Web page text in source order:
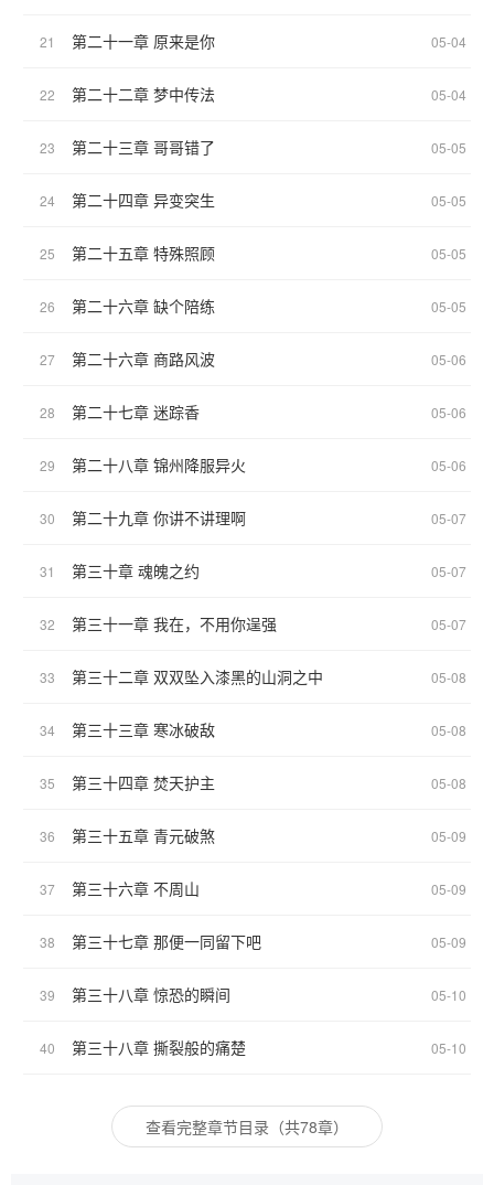
21 第二十一章 原来是你 05-04
22 第二十二章 梦中传法 05-04
23 第二十三章 哥哥错了 05-05
24 第二十四章 异变突生 05-05
25 第二十五章 特殊照顾 05-05
26 第二十六章 缺个陪练 05-05
27 第二十六章 商路风波 05-06
28 第二十七章 迷踪香 05-06
29 第二十八章 锦州降服异火 05-06
30 第二十九章 你讲不讲理啊 05-07
31 第三十章 魂魄之约 05-07
32 第三十一章 我在，不用你逞强 05-07
33 第三十二章 双双坠入漆黑的山洞之中 05-08
34 第三十三章 寒冰破敌 05-08
35 第三十四章 焚天护主 05-08
36 第三十五章 青元破煞 05-09
37 第三十六章 不周山 05-09
38 第三十七章 那便一同留下吧 05-09
39 第三十八章 惊恐的瞬间 05-10
40 第三十八章 撕裂般的痛楚 05-10
查看完整章节目录（共78章）